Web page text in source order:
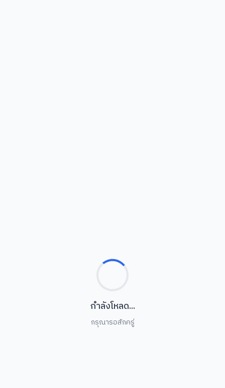
กำลังโหลด...
กรุณารอสักครู่